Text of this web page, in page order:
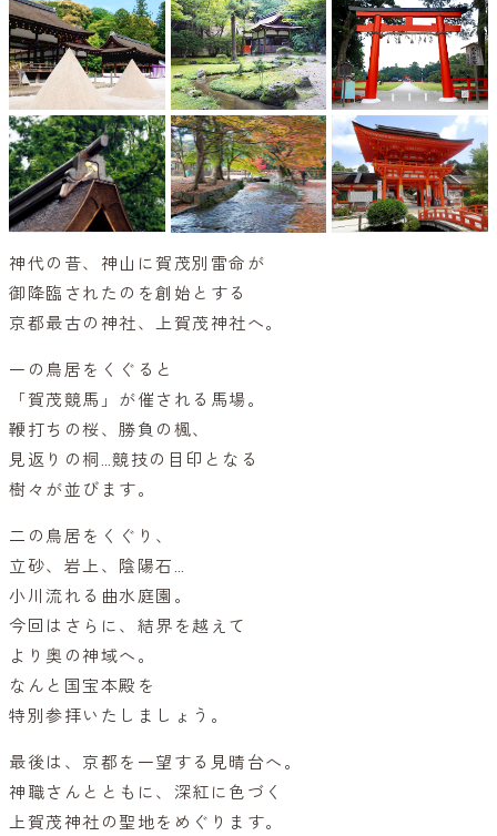
神代の昔、神山に賀茂別雷命が
御降臨されたのを創始とする
京都最古の神社、上賀茂神社へ。
一の鳥居をくぐると
「賀茂競馬」が催される馬場。
鞭打ちの桜、勝負の楓、
見返りの桐…競技の目印となる
樹々が並びます。
二の鳥居をくぐり、
立砂、岩上、陰陽石…
小川流れる曲水庭園。
今回はさらに、結界を越えて
より奥の神域へ。
なんと国宝本殿を
特別参拝いたしましょう。
最後は、京都を一望する見晴台へ。
神職さんとともに、深紅に色づく
上賀茂神社の聖地をめぐります。